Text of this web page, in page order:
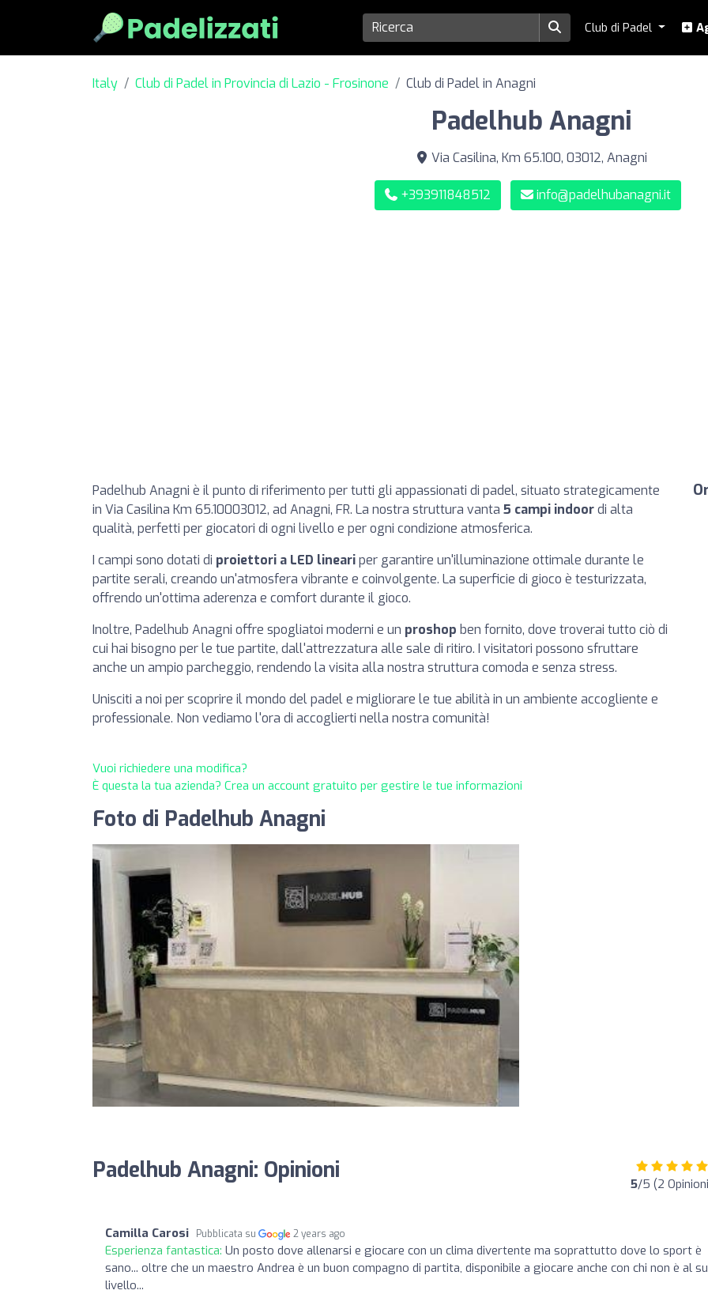
Club di Padel
Italy Club di Padel in Provincia di Lazio - Frosinone Club di Padel in Anagni
Padelhub Anagni
Via Casilina, Km 65.100, 03012, Anagni
+393911848512 info@padelhubanagni.it
Padelhub Anagni è il punto di riferimento per tutti gli appassionati di padel, situato strategicamente
in Via Casilina Km 65.10003012, ad Anagni, FR. La nostra struttura vanta 5 campi indoordi alta
qualità, perfetti per giocatori di ogni livello e per ogni condizione atmosferica.
I campi sono dotati di proiettori a LED lineariper garantire un'illuminazione ottimale durante le
partite serali, creando un'atmosfera vibrante e coinvolgente. La superficie di gioco è testurizzata,
offrendo un'ottima aderenza e comfort durante il gioco.
Inoltre, Padelhub Anagni offre spogliatoi moderni e un proshop ben fornito, dove troverai tutto ciò di
cui hai bisogno per le tue partite, dall'attrezzatura alle sale di ritiro. I visitatori possono sfruttare
anche un ampio parcheggio, rendendo la visita alla nostra struttura comoda e senza stress.
Unisciti a noi per scoprire il mondo del padel e migliorare le tue abilità in un ambiente accogliente e
professionale. Non vediamo l'ora di accoglierti nella nostra comunità!
Vuoi richiedere una modifica?
È questa la tua azienda? Crea un account gratuito per gestire le tue informazioni
Foto di Padelhub Anagni
Padelhub Anagni: Opinioni 5/5 (2
Camilla Carosi Pubblicata su 2 years ago
Esperienza fantastica: Un posto dove allenarsi e giocare con un clima divertente ma soprattutto dove lo sport è
sano... oltre che un maestro Andrea è un buon compagno di partita, disponibile a giocare anche con chi non è al
livello...